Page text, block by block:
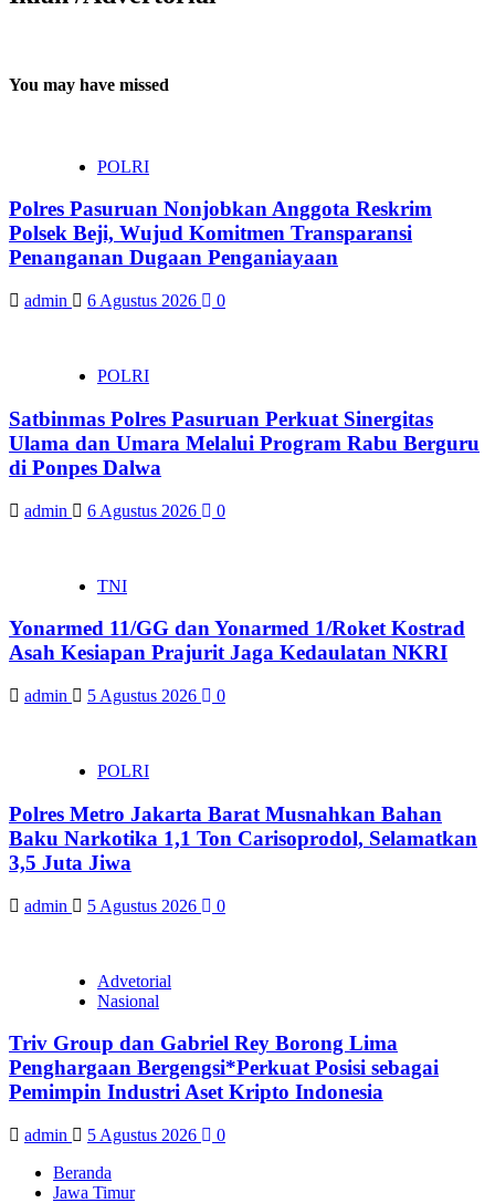
You may have missed
POLRI
Polres Pasuruan Nonjobkan Anggota Reskrim
Polsek Beji, Wujud Komitmen Transparansi
Penanganan Dugaan Penganiayaan
admin 6 Agustus 2026 0
POLRI
Satbinmas Polres Pasuruan Perkuat Sinergitas
Ulama dan Umara Melalui Program Rabu Berguru
di Ponpes Dalwa
admin 6 Agustus 2026 0
TNI
Yonarmed 11/GG dan Yonarmed 1/Roket Kostrad
Asah Kesiapan Prajurit Jaga Kedaulatan NKRI
admin 5 Agustus 2026 0
POLRI
Polres Metro Jakarta Barat Musnahkan Bahan
Baku Narkotika 1,1 Ton Carisoprodol, Selamatkan
3,5 Juta Jiwa
admin 5 Agustus 2026 0
Advetorial
Nasional
Triv Group dan Gabriel Rey Borong Lima
Penghargaan Bergengsi*Perkuat Posisi sebagai
Pemimpin Industri Aset Kripto Indonesia
admin 5 Agustus 2026
0
Beranda
Jawa Timur